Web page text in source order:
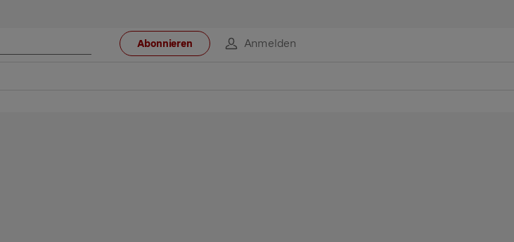
Abonnieren Anmelden